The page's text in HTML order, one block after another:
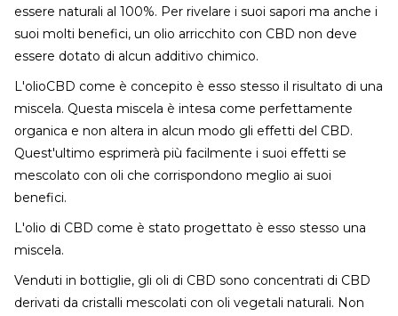
essere naturali al 100%. Per rivelare i suoi sapori ma anche i
suoi molti benefici, un olio arricchito con CBD non deve
essere dotato di alcun additivo chimico.
L'olioCBD come è concepito è esso stesso il risultato di una
miscela. Questa miscela è intesa come perfettamente
organica e non altera in alcun modo gli effetti del CBD.
Quest'ultimo esprimerà più facilmente i suoi effetti se
mescolato con oli che corrispondono meglio ai suoi
benefici.
L'olio di CBD come è stato progettato è esso stesso una
miscela.
Venduti in bottiglie, gli oli di CBD sono concentrati di CBD
derivati da cristalli mescolati con oli vegetali naturali. Non